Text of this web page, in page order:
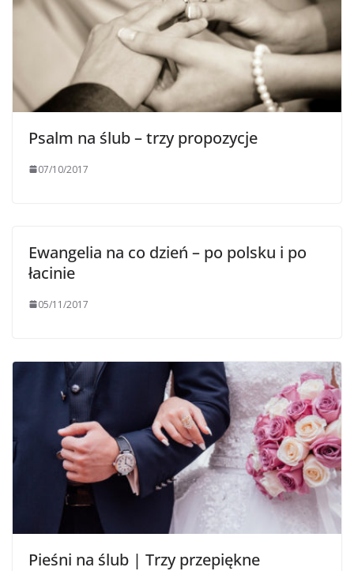
Psalm na ślub – trzy propozycje
07/10/2017
Ewangelia na co dzień – po polsku i po
łacinie
05/11/2017
Pieśni na ślub | Trzy przepiękne